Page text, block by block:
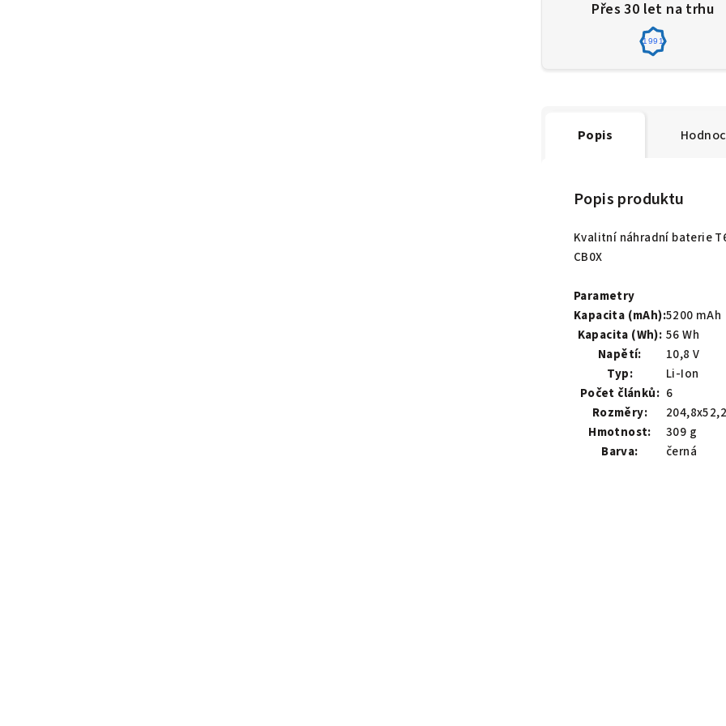
Přes 30 let na trhu
1991
Popis
Popis produktu
Kvalitní náhradní baterie
CB0X
Parametry
Kapacita (mAh):5200 mAh
Kapacita (Wh): 56 Wh
Napětí:
10,8 V
Typ:
Li-Ion
Počet článků: 6
Rozměry:
Hmotnost:
309 g
Barva:
černá